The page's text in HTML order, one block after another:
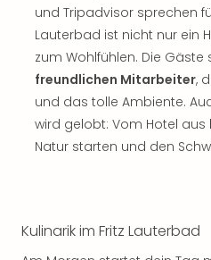
und Tripadvisor sprechen
Lauterbad ist nicht nur ein
zum Wohlfühlen. Die
freundlichen Mitarbeiter,
und das tolle Ambiente.
wird gelobt: Vom Hotel
Natur starten und den
Kulinarik im Fritz Lauterbad